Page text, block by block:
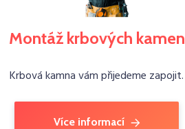
Montáž krbových kamen
Krbová kamna vám přijedeme zapojit.
Více informací